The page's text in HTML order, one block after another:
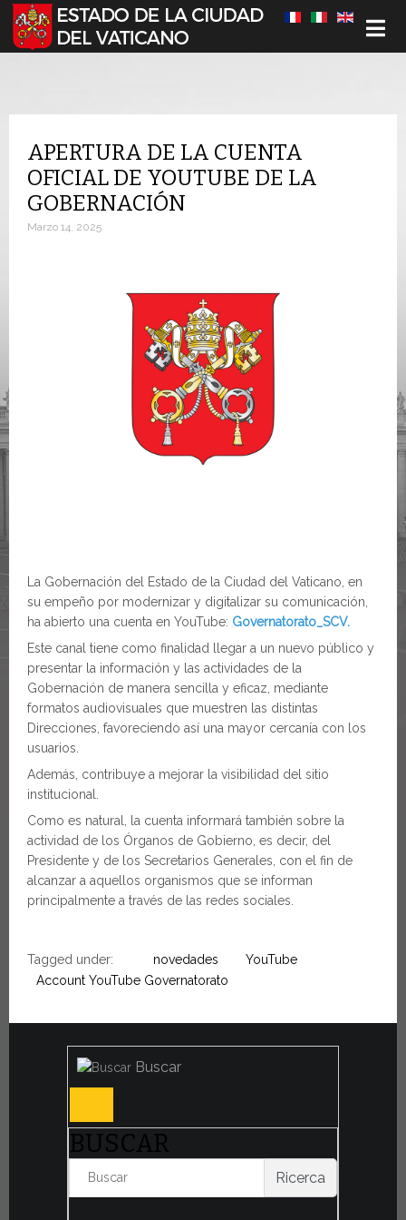
Seleccione su idioma
APERTURA DE LA CUENTA
OFICIAL DE YOUTUBE DE LA
GOBERNACIÓN
Marzo 14, 2025
La Gobernación del Estado de la Ciudad del Vaticano, en
su empeño por modernizar y digitalizar su comunicación,
ha abierto una cuenta en YouTube: Governatorato_SCV.
Este canal tiene como finalidad llegar a un nuevo público y
presentar la información y las actividades de la
Gobernación de manera sencilla y eficaz, mediante
formatos audiovisuales que muestren las distintas
Direcciones, favoreciendo así una mayor cercanía con los
usuarios.
Además, contribuye a mejorar la visibilidad del sitio
institucional.
Como es natural, la cuenta informará también sobre la
actividad de los Órganos de Gobierno, es decir, del
Presidente y de los Secretarios Generales, con el fin de
alcanzar a aquellos organismos que se informan
principalmente a través de las redes sociales.
Tagged under: novedades
YouTube
Account YouTube Governatorato
Buscar
BUSCAR
Ricerca